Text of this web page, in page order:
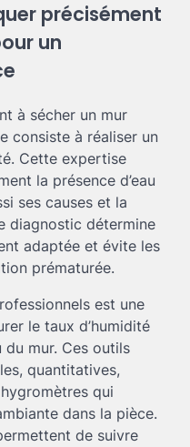
précisément
un
à sécher un mur
consiste à réaliser un
Cette expertise
la présence d’eau
ses causes et la
diagnostic détermine
adaptée et évite les
prématurée.
est une
le taux d’humidité
mur. Ces outils
quantitatives,
qui
dans la pièce.
de suivre